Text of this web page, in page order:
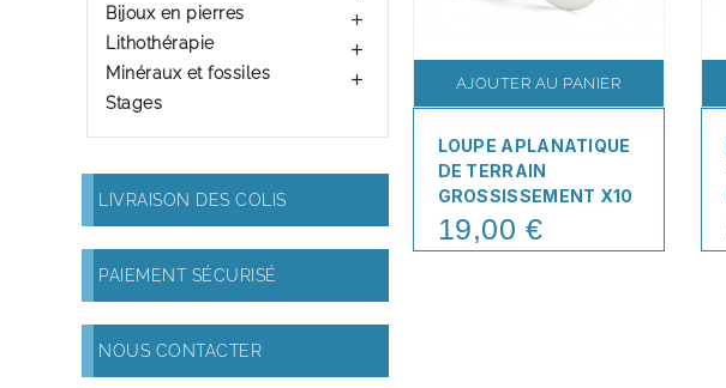
Bijoux en pierres 
Lithothérapie 
Minéraux et fossiles 
Stages
LIVRAISON DES COLIS
PAIEMENT SÉCURISÉ
NOUS CONTACTER
AJOUTER AU PANIER
LOUPE APLANATIQUE
DE TERRAIN
GROSSISSEMENT X10
Price
19,00 €